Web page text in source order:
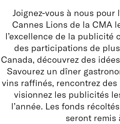
Joignez-vous à nous pour
Cannes Lions de la CMA
l’excellence de la publicité
des participations de
Canada, découvrez des
Savourez un dîner
vins raffinés, rencontrez
visionnez les publicités
l’année. Les fonds
seront remis